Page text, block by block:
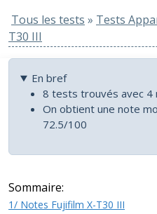
Tous les tests » Tests
T30 III
En bref
8 tests trouvés avec 4
On obtient une note
72.5/100
Sommaire:
1/ Notes Fujifilm X-T30 III